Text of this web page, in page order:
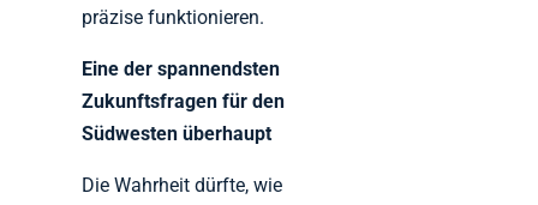
präzise funktionieren.
Eine der spannendsten
Zukunftsfragen für den
Südwesten überhaupt
Die Wahrheit dürfte, wie